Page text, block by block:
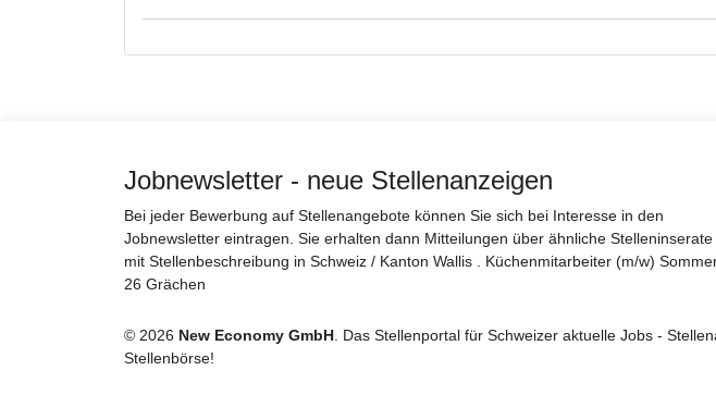
Jobnewsletter - neue Stellenanzeigen
Bei jeder Bewerbung auf Stellenangebote können Sie sich bei Interesse in den
Jobnewsletter eintragen. Sie erhalten dann Mitteilungen über ähnliche Stelleninserate
mit Stellenbeschreibung in Schweiz / Kanton Wallis . Küchenmitarbeiter (m/w)
26 Grächen
© 2026 New Economy GmbH . Das Stellenportal für Schweizer aktuelle Jobs -
Stellenbörse!